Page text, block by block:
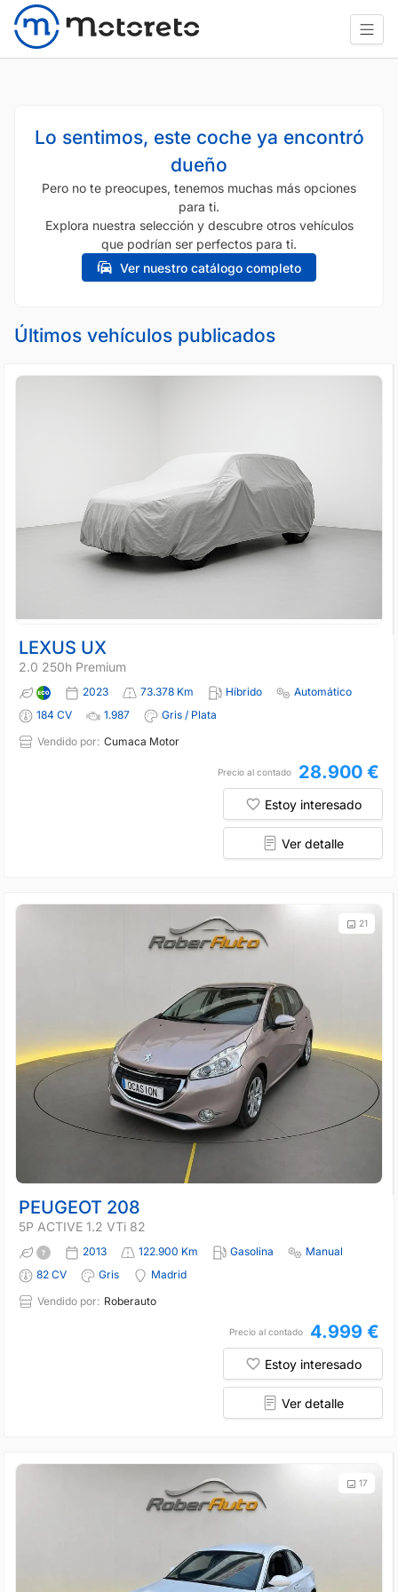
Lo sentimos, este coche ya encontró
dueño
Pero no te preocupes, tenemos muchas más opciones
para ti.
Explora nuestra selección y descubre otros vehículos
que podrían ser perfectos para ti.
Ver nuestro catálogo completo
Últimos vehículos publicados
LEXUS UX
2.0 250h Premium
2023 73.378 Km Híbrido
Automático
184 CV
1.987
Gris / Plata
Vendido por: Cumaca Motor
Precio al contado 28.900 €
Estoy interesado
Ver detalle
21
PEUGEOT 208
5P ACTIVE 1.2 VTi 82
2013 122.900 Km Gasolina
Manual
82 CV
Gris
Madrid
Vendido por: Roberauto
Precio al contado 4.999 €
Estoy interesado
Ver detalle
17